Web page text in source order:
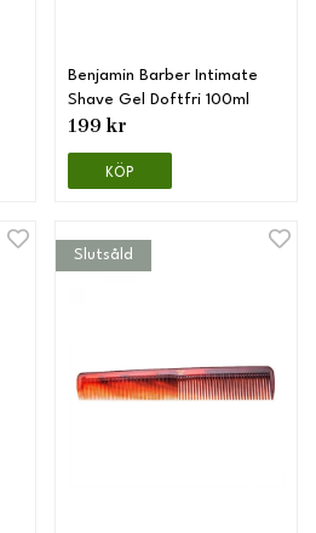
Benjamin Barber Intimate
Shave Gel Doftfri 100ml
199 kr
KÖP
Slutsåld